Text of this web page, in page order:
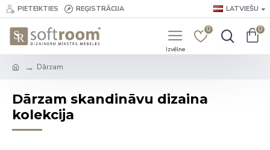
PIETEIKTIES REĢISTRĀCIJA LATVIEŠU
0 0
Dārzam
Dārzam skandināvu dizaina
kolekcija